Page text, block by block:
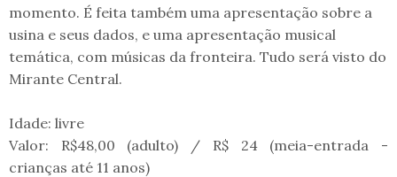
momento. É feita também uma apresentação sobre a
usina e seus dados, e uma apresentação musical
temática, com músicas da fronteira. Tudo será visto do
Mirante Central.
Idade: livre
Valor: R$48,00 (adulto) / R$ 24 (meia-entrada -
crianças até 11 anos)